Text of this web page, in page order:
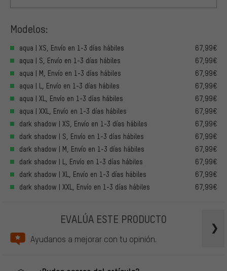
Modelos:
aqua | XS, Envío en 1-3 días hábiles
67,99€
aqua | S, Envío en 1-3 días hábiles
67,99€
aqua | M, Envío en 1-3 días hábiles
67,99€
aqua | L, Envío en 1-3 días hábiles
67,99€
aqua | XL, Envío en 1-3 días hábiles
67,99€
aqua | XXL, Envío en 1-3 días hábiles
67,99€
dark shadow | XS, Envío en 1-3 días hábiles
67,99€
dark shadow | S, Envío en 1-3 días hábiles
67,99€
dark shadow | M, Envío en 1-3 días hábiles
67,99€
dark shadow | L, Envío en 1-3 días hábiles
67,99€
dark shadow | XL, Envío en 1-3 días hábiles
67,99€
dark shadow | XXL, Envío en 1-3 días hábiles
67,99€
EVALÚA ESTE PRODUCTO
Ayudanos a mejorar con tu opinión.